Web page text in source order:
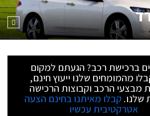
ברכישת רכב? הגעתם למקום
מהמומחים שלנו ייעוץ חינם,
מבצעי הרכב וקבוצות הרכישה
שלנו. קבלו מאיתנו בחינם הצעה
אטרקטיבית עכשיו